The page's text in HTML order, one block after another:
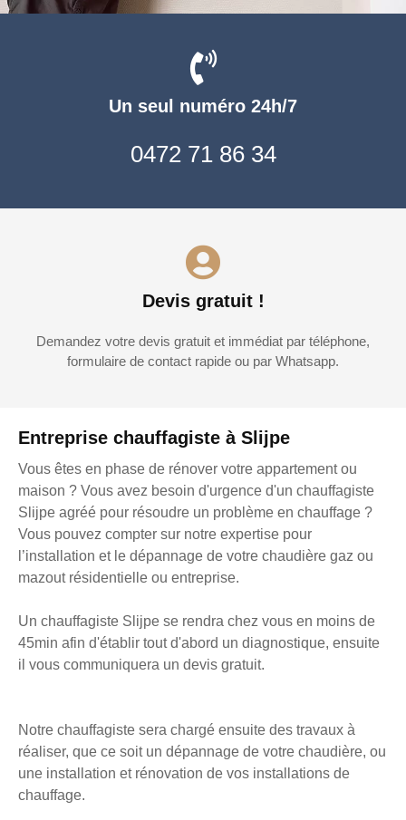
Entreprise chauffagiste à Slijpe
Vous êtes en phase de rénover votre appartement ou
maison ? Vous avez besoin d'urgence d'un chauffagiste
Slijpe agréé pour résoudre un problème en chauffage ?
Vous pouvez compter sur notre expertise pour
l’installation et le dépannage de votre chaudière gaz ou
mazout résidentielle ou entreprise.
Un chauffagiste Slijpe se rendra chez vous en moins de
45min afin d'établir tout d'abord un diagnostique, ensuite
il vous communiquera un devis gratuit.
Notre chauffagiste sera chargé ensuite des travaux à
réaliser, que ce soit un dépannage de votre chaudière, ou
une installation et rénovation de vos installations de
chauffage.
Un seul numéro 24h/7
0472 71 86 34
Devis gratuit !
Demandez votre devis gratuit et immédiat par téléphone,
formulaire de contact rapide ou par Whatsapp.